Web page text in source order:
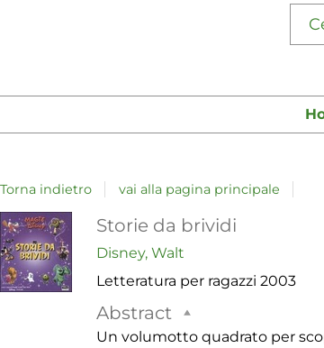
Torna indietro vai alla pagina principale
Dettaglio
del
documento
Storie da brividi
Disney, Walt
Letteratura per ragazzi 2003
Abstract
Un volumotto quadrato per